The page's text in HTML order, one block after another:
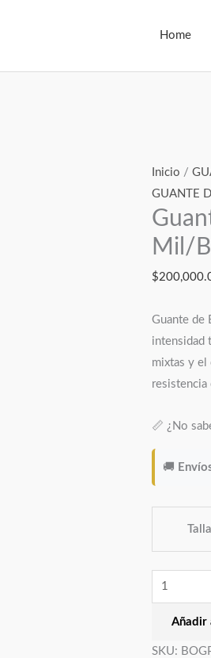
Home
Inicio /
GUANTE
Mil/
$
Guante de
intensidad
mixtas y el
resistencia
📏 ¿No
🚚
Guante
de
Boxeo
Velcro
Verde
Mil/Blanco
Añadir
SKU: